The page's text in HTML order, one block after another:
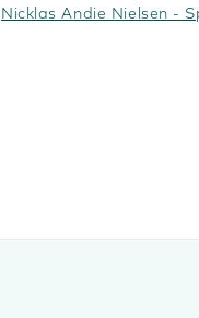
Nicklas Andie Nielsen -